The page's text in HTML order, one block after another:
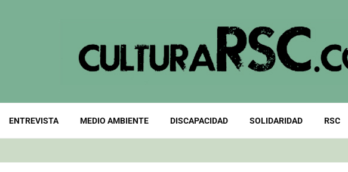
ENTREVISTA MEDIO AMBIENTE DISCAPACIDAD SOLIDARIDAD RSC